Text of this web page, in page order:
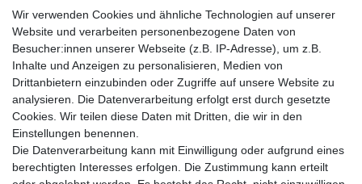
Mein Konto
Konto
Login
Kontaktformular
Impressum Daten­schutz­erklärung
Wir verwenden Cookies und ähnliche Technologien auf unserer
Website und verarbeiten personenbezogene Daten von
Besucher:innen unserer Webseite (z.B. IP-Adresse), um z.B.
Inhalte und Anzeigen zu personalisieren, Medien von
Drittanbietern einzubinden oder Zugriffe auf unsere Website zu
analysieren. Die Datenverarbeitung erfolgt erst durch gesetzte
Cookies. Wir teilen diese Daten mit Dritten, die wir in den
Einstellungen benennen.
Die Datenverarbeitung kann mit Einwilligung oder aufgrund eines
berechtigten Interesses erfolgen. Die Zustimmung kann erteilt